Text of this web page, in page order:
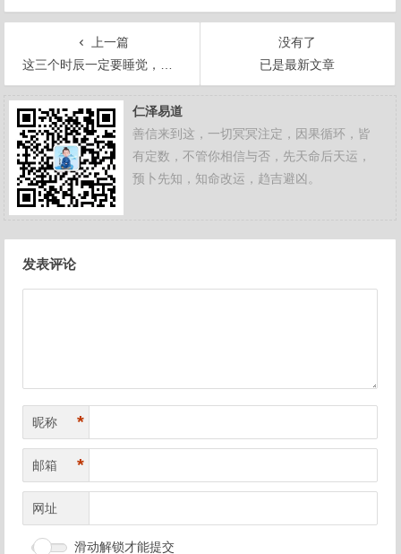
上一篇
这三个时辰一定要睡觉，否则一身病！
没有了
已是最新文章
仁泽易道
善信来到这，一切冥冥注定，因果循环，皆
有定数，不管你相信与否，先天命后天运，
预卜先知，知命改运，趋吉避凶。
发表评论
昵称 *
邮箱 *
网址
滑动解锁才能提交